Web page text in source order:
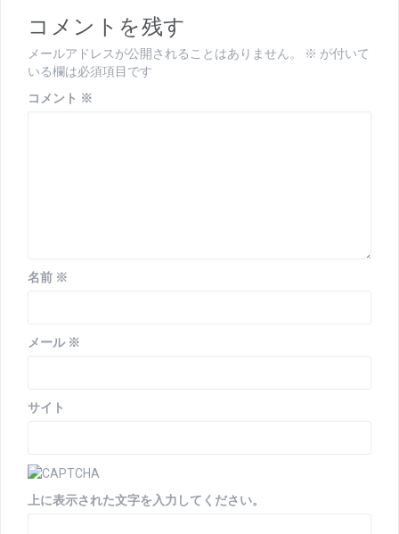
ー
シ
ョ
ン
コメントを残す
メールアドレスが公開されることはありません。 ※ が付いて
いる欄は必須項目です
コメント ※
名前 ※
メール ※
サイト
上に表示された文字を入力してください。